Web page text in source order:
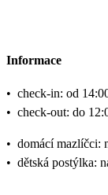
Informace
• check-in: od
• check-out: do
• domácí mazlíčci:
• dětská postýlka: